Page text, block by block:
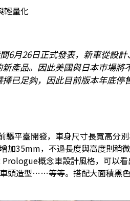
輕量化
6月26日正式發表，新車從設
產品。因此美國與日本市場
已足夠，因此目前版本年底停
驅平臺開發，車身尺寸長寬高分
加35mm，不過長度與高度則稍
概念車設計風格，可以
頭造型……等等。搭配大面積黑